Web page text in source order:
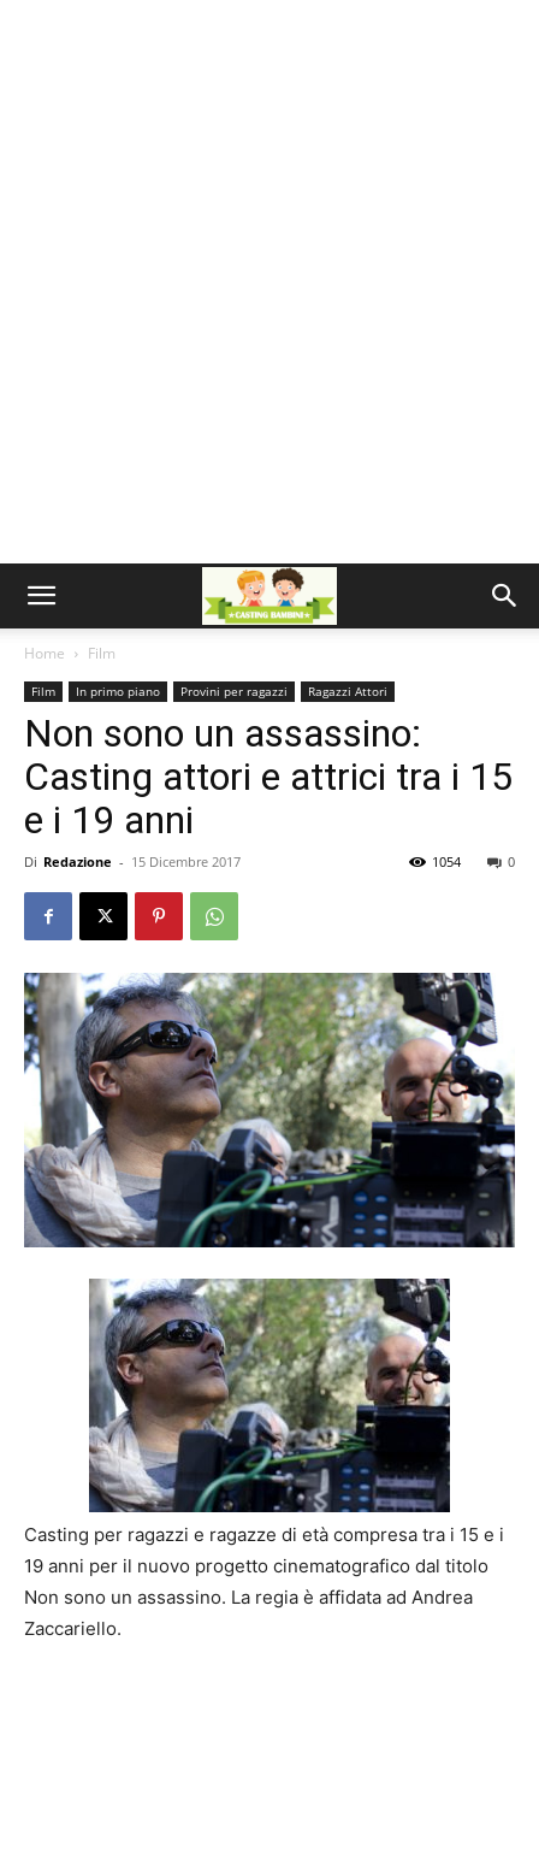
Home Film
Film In primo piano Provini per ragazzi Ragazzi Attori
Non sono un assassino:
Casting attori e attrici tra i 15
e i 19 anni
Di Redazione - 15 Dicembre 2017 0
1054
Casting per ragazzi e ragazze di età compresa tra i 15 e i
19 anni per il nuovo progetto cinematografico dal titolo
Non sono un assassino. La regia è affidata ad Andrea
Zaccariello.